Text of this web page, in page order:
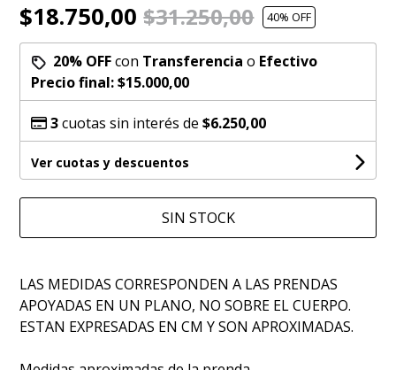
$18.750,00$31.250,00 40% OFF
20% OFFcon Transferencia o Efectivo
Precio final:$15.000,00
3cuotas sin interés de$6.250,00
Ver cuotas y descuentos
SIN STOCK
LAS MEDIDAS CORRESPONDEN A LAS PRENDAS
APOYADAS EN UN PLANO, NO SOBRE EL CUERPO.
ESTAN EXPRESADAS EN CM Y SON APROXIMADAS.